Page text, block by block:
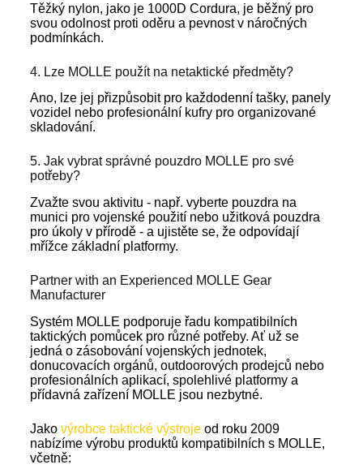
Těžký nylon, jako je 1000D Cordura, je běžný pro
svou odolnost proti oděru a pevnost v náročných
podmínkách.
4. Lze MOLLE použít na netaktické předměty?
Ano, lze jej přizpůsobit pro každodenní tašky, panely
vozidel nebo profesionální kufry pro organizované
skladování.
5. Jak vybrat správné pouzdro MOLLE pro své
potřeby?
Zvažte svou aktivitu - např. vyberte pouzdra na
munici pro vojenské použití nebo užitková pouzdra
pro úkoly v přírodě - a ujistěte se, že odpovídají
mřížce základní platformy.
Partner with an Experienced MOLLE Gear
Manufacturer
Systém MOLLE podporuje řadu kompatibilních
taktických pomůcek pro různé potřeby. Ať už se
jedná o zásobování vojenských jednotek,
donucovacích orgánů, outdoorových prodejců nebo
profesionálních aplikací, spolehlivé platformy a
přídavná zařízení MOLLE jsou nezbytné.
Jako výrobce taktické výstrojeod roku 2009
nabízíme výrobu produktů kompatibilních s MOLLE,
včetně: